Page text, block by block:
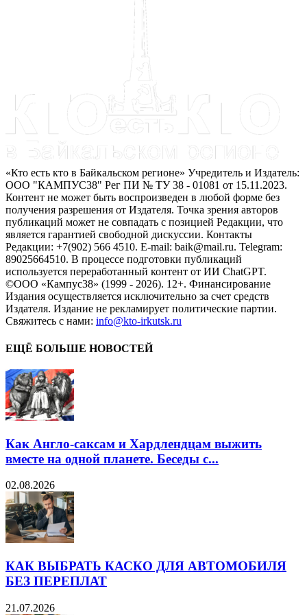
«Кто есть кто в Байкальском регионе» Учредитель и Издатель:
ООО "КАМПУС38" Рег ПИ № ТУ 38 - 01081 от 15.11.2023.
Контент не может быть воспроизведен в любой форме без
получения разрешения от Издателя. Точка зрения авторов
публикаций может не совпадать с позицией Редакции, что
является гарантией свободной дискуссии. Контакты
Редакции: +7(902) 566 4510. E-mail: baik@mail.ru. Telegram:
89025664510. В процессе подготовки публикаций
используется переработанный контент от ИИ ChatGPT.
©ООО «Кампус38» (1999 - 2026). 12+. Финансирование
Издания осуществляется исключительно за счет средств
Издателя. Издание не рекламирует политические партии.
Свяжитесь с нами: info@kto-irkutsk.ru
ЕЩЁ БОЛЬШЕ НОВОСТЕЙ
Как Англо-саксам и Хардлендцам выжить
вместе на одной планете. Беседы с...
02.08.2026
КАК ВЫБРАТЬ КАСКО ДЛЯ АВТОМОБИЛЯ
БЕЗ ПЕРЕПЛАТ
21.07.2026